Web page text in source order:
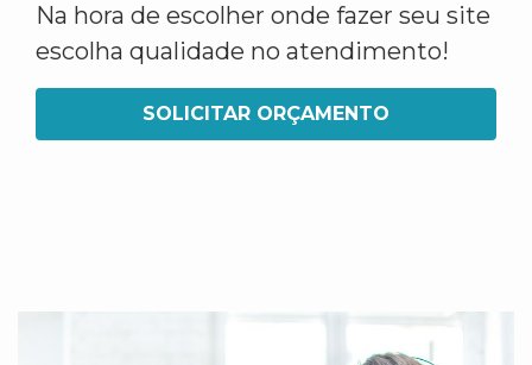
Na hora de escolher onde fazer seu site
escolha qualidade no atendimento!
SOLICITAR ORÇAMENTO